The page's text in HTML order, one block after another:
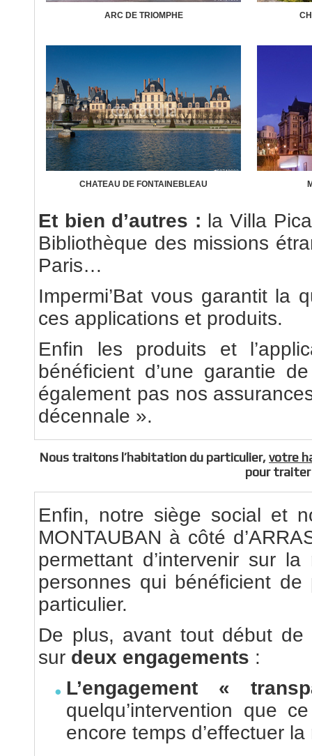
ARC DE TRIOMPHE
CHATEAU DE FONTAINEBLEAU
Et bien d’autres : la Villa
Bibliothèque des missions
Paris…
Impermi’Bat vous garantit la
ces applications et produits.
Enfin les produits et
bénéficient d’une garantie
également pas nos
décennale ».
Nous traitons l’habitation du particulier,votre
pour
Enfin, notre siège social et
MONTAUBAN à côté
permettant d’intervenir sur
personnes qui bénéficient
particulier.
De plus, avant tout début de
sur deux engagements :
L’engagement «
quelqu’intervention que
encore temps d’effectuer